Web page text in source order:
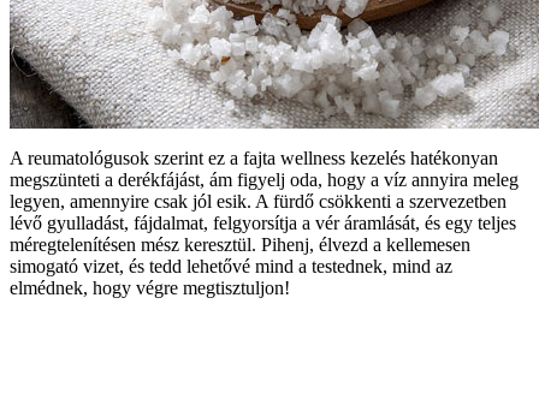
A reumatológusok szerint ez a fajta wellness kezelés hatékonyan
megszünteti a derékfájást, ám figyelj oda, hogy a víz annyira meleg
legyen, amennyire csak jól esik. A fürdő csökkenti a szervezetben
lévő gyulladást, fájdalmat, felgyorsítja a vér áramlását, és egy teljes
méregtelenítésen mész keresztül. Pihenj, élvezd a kellemesen
simogató vizet, és tedd lehetővé mind a testednek, mind az
elmédnek, hogy végre megtisztuljon!